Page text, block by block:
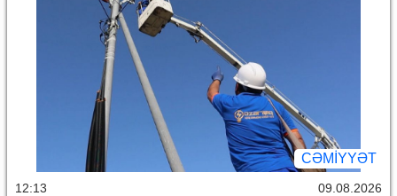
CƏMİYYƏT
12:13 09.08.2026